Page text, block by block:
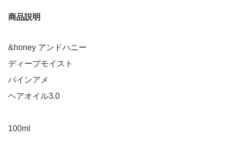
商品説明
&honey アンドハニー
ディープモイスト
パインアメ
ヘアオイル3.0
100ml